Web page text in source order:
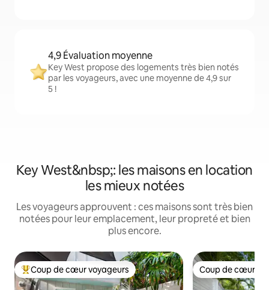
4,9 Évaluation moyenne
Key West propose des logements très bien notés
par les voyageurs, avec une moyenne de 4,9 sur
5 !
Key West&nbsp;: les maisons en location
les mieux notées
Les voyageurs approuvent : ces maisons sont très bien
notées pour leur emplacement, leur propreté et bien
plus encore.
Coups de cœur voyageurs les plus appréciés
Coup de cœur voyageurs Coup de cœur
Coup de cœur